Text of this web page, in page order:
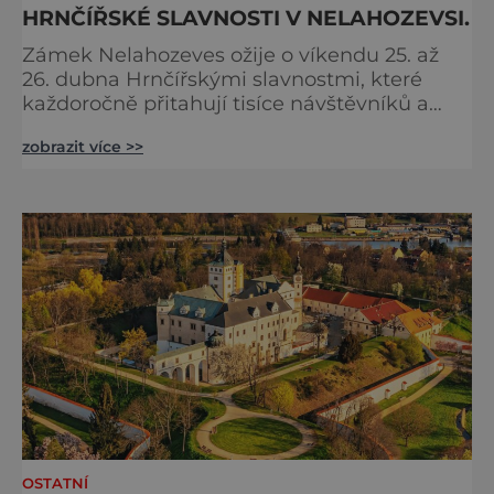
HRNČÍŘSKÉ SLAVNOSTI V NELAHOZEVSI.
Zámek Nelahozeves ožije o víkendu 25. až
26. dubna Hrnčířskými slavnostmi, které
každoročně přitahují tisíce návštěvníků a
Středočeském kraji. Areál renesančního
propojuje historie, řemeslná zručnost i
zábavný program pro celou rodinu. Otevřeno
bude také v blízkém interaktivním muz
zobrazit více >>
OSTATNÍ